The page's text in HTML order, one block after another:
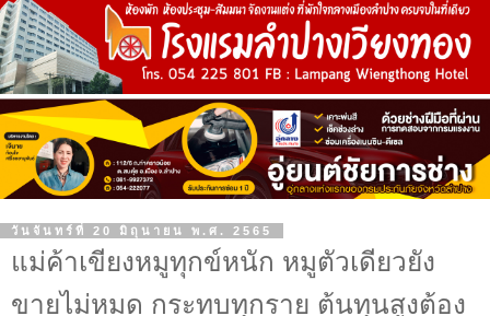
วันจันทร์ที่ 20 มิถุนายน พ.ศ. 2565
แม่ค้าเขียงหมูทุกข์หนัก หมูตัวเดียวยัง
ขายไม่หมด กระทบทุกราย ต้นทุนสูงต้อง